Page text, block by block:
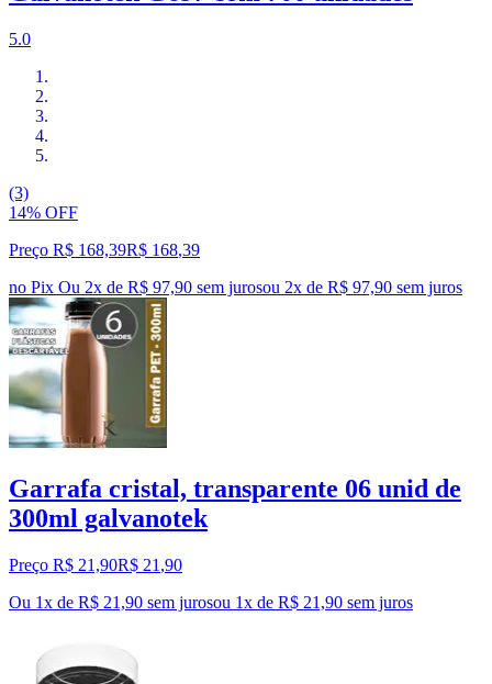
5.0
(3)
14% OFF
Preço R$ 168,39R$ 168,39
no Pix Ou 2x de R$ 97,90 sem jurosou 2x de R$ 97,90 sem juros
Garrafa cristal, transparente 06 unid de
300ml galvanotek
Preço R$ 21,90R$ 21 ,90
Ou 1x de R$ 21,90 sem jurosou 1x de R$ 21,90 sem juros